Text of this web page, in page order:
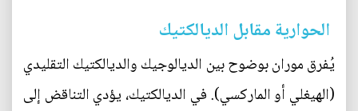
الحوارية مقابل الديالكتيك
يُفرق موران بوضوح بين الديالوجيك والديالكتيك التقليدي
(الهيغلي أو الماركسي). في الديالكتيك، يؤدي التناقض إلى